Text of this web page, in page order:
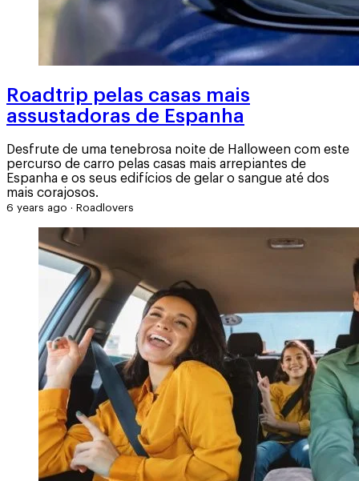
Roadtrip pelas casas mais
assustadoras de Espanha
Desfrute de uma tenebrosa noite de Halloween com este
percurso de carro pelas casas mais arrepiantes de
Espanha e os seus edifícios de gelar o sangue até dos
mais corajosos.
6 years ago · Roadlovers